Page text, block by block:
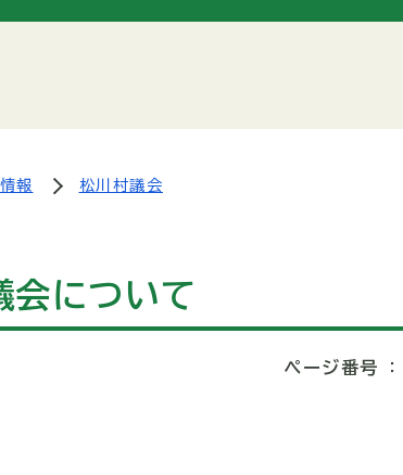
報 松川村議会
会について
ページ番号